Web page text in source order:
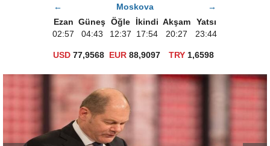
←
Moskova
→
Ezan Güneş Öğle İkindi Akşam
Yatsı
02:57
04:43 12:37 17:54 20:27 23:44
USD 77,9568 EUR 88,9097 TRY1,6598